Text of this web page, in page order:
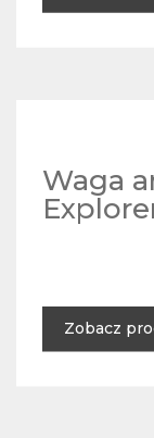
Waga
Zobacz